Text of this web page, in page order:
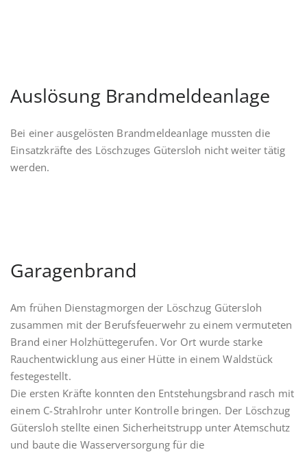
Auslösung Brandmeldeanlage
Bei einer ausgelösten Brandmeldeanlage mussten die
Einsatzkräfte des Löschzuges Gütersloh nicht weiter tätig
werden.
Garagenbrand
Am frühen Dienstagmorgen der Löschzug Gütersloh
zusammen mit der Berufsfeuerwehr zu einem vermuteten
Brand einer Holzhüttegerufen. Vor Ort wurde starke
Rauchentwicklung aus einer Hütte in einem Waldstück
festegestellt.
Die ersten Kräfte konnten den Entstehungsbrand rasch mit
einem C-Strahlrohr unter Kontrolle bringen. Der Löschzug
Gütersloh stellte einen Sicherheitstrupp unter Atemschutz
und baute die Wasserversorgung für die